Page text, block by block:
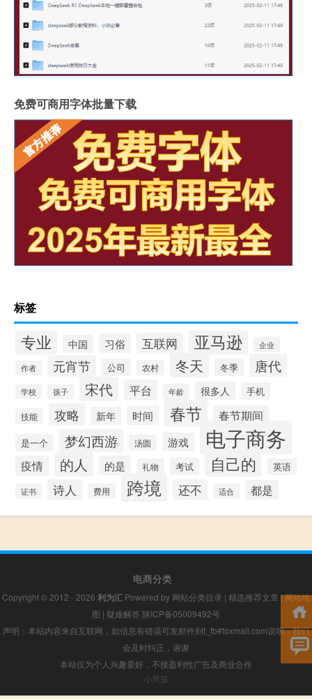
免费可商用字体批量下载
标签
专业 中国 习俗 互联网 亚马逊 企业
作者 元宵节 公司 农村 冬天 冬季 唐代
学校 孩子 宋代 平台 年龄 很多人 手机
技能 攻略 新年 时间 春节 春节期间
是一个 梦幻西游 汤圆 游戏 电子商务
疫情 的人 的是 礼物 考试 自己的 英语
证书 诗人 费用 跨境 还不 适合 都是
电商分类
Copyright © 2012 - 2026 利为汇 Powered by 网站分类目录 | 精选推荐文章 |网站地
图 | 疑难解答 陕ICP备05009492号
声明：本站内容来自互联网，如信息有错误可发邮件到f_fb#foxmail.com说明，我们
会及时纠正，谢谢
本站仅为个人兴趣爱好，不接盈利性广告及商业合作
小男孩